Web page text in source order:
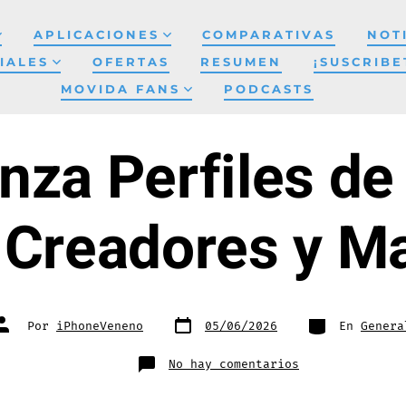
APLICACIONES COMPARATIVAS
OFERTAS RESUMEN
MOVIDA FANS
PODCASTS
Perfiles
y
Por iPhoneVeneno Fecha
de 05/06/2026 Categorías
En
No hay comentarios
Google